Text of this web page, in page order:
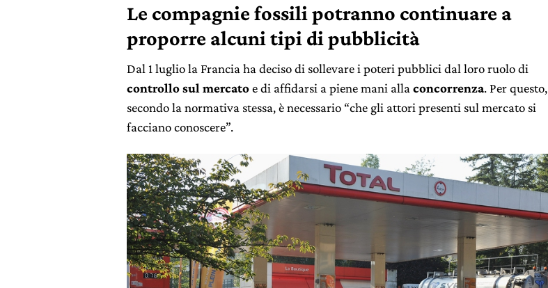
Le compagnie fossili potranno continuare a
proporre alcuni tipi di pubblicità
Dal 1 luglio la Francia ha deciso di sollevare i poteri pubblici dal loro ruolo di
controllo sul mercatoe di affidarsi a piene mani alla concorrenza. Per questo,
secondo la normativa stessa, è necessario “che gli attori presenti sul mercato si
facciano conoscere”.